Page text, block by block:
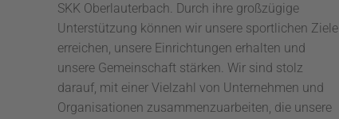
SKK Oberlauterbach. Durch ihre großzügige
Unterstützung können wir unsere sportlichen Ziele
erreichen, unsere Einrichtungen erhalten und
unsere Gemeinschaft stärken. Wir sind stolz
darauf, mit einer Vielzahl von Unternehmen und
Organisationen zusammenzuarbeiten, die unsere